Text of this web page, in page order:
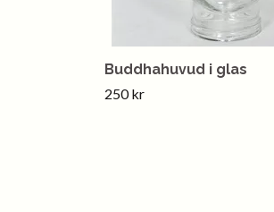
Buddhahuvud i glas
250 kr